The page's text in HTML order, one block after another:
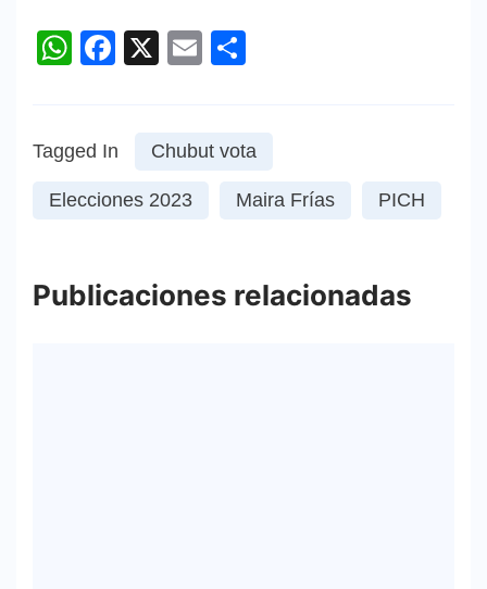
WhatsApp
Facebook
X Email
Tagged In Chubut vota
Elecciones 2023 Maira Frías PICH
Publicaciones relacionadas